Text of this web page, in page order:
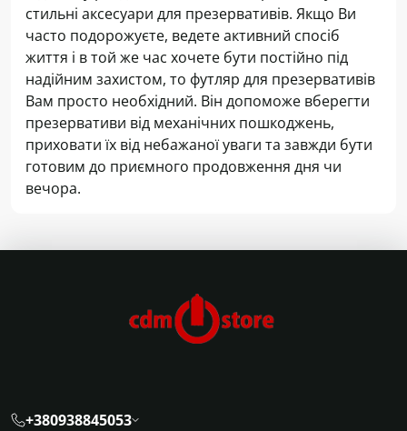
стильні аксесуари для презервативів. Якщо Ви
часто подорожуєте, ведете активний спосіб
життя і в той же час хочете бути постійно під
надійним захистом, то футляр для презервативів
Вам просто необхідний. Він допоможе вберегти
презервативи від механічних пошкоджень,
приховати їх від небажаної уваги та завжди бути
готовим до приємного продовження дня чи
вечора.
+380938845053